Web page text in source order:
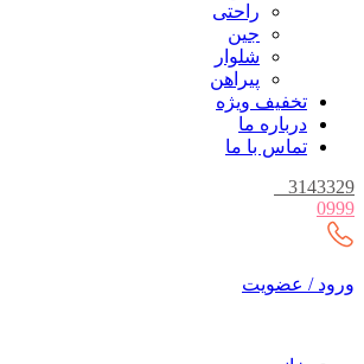
راحتی
جین
شلوار
پیراهن
تخفیف ویژه
درباره ما
تماس با ما
3143329
0999
ورود / عضویت